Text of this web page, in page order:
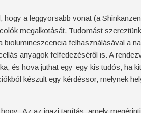
hogy a leggyorsabb vonat (a
megalkotását. Tudomást
felhasználásával a
anyagok felfedezéséről is. A
és hova juthat egy-egy kis tudós, ha
készült egy kérdéssor, melynek
„Az az igazi tanítás, amely